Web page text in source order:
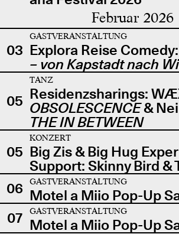
Februar 2026
03
GASTVERANSTALTUNG
Explora Reise
– von Kapstadt nach
05
TANZ
Residenzsharings:
OBSOLESCENCE&
THE IN BETWEEN
05
KONZERT
Big Zis & Big Hug
Support: Skinny Bird &
06
GASTVERANSTALTUNG
Motel a Miio Pop-Up
07
GASTVERANSTALTUNG
Motel a Miio Pop-Up